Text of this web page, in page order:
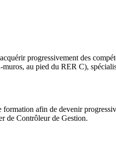
progressivement des
au pied du RER C),
afin de devenir
de Contrôleur de Gestion.